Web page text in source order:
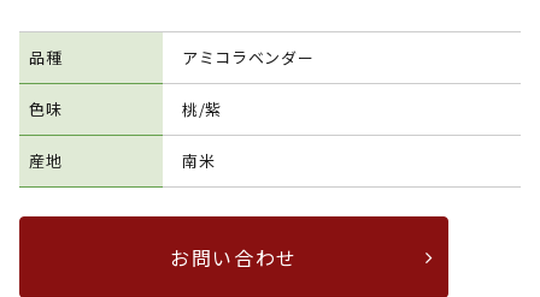
品種 アミコラベンダー
色味 桃/紫
産地 南米
お問い合わせ